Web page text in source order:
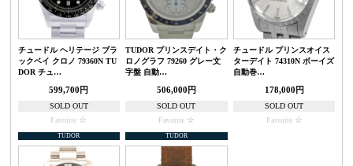
チュードル ヘリテージ ブラ
ックベイ クロノ 79360N TU
DOR チュ…
599,700円
SOLD OUT
Favorite
TUDOR プリンスデイト・ク
ロノグラフ 79260 グレー文
字盤 自動…
506,000円
SOLD OUT
Favorite
チュードル プリンスオイス
ターデイト 74310N ボーイズ
自動巻…
178,000円
SOLD OUT
Favorite
TUDOR TUDOR